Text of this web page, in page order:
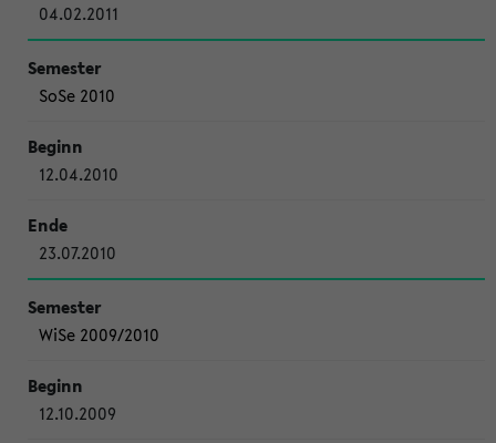
04.02.2011
SoSe 2010
12.04.2010
23.07.2010
WiSe 2009/2010
12.10.2009